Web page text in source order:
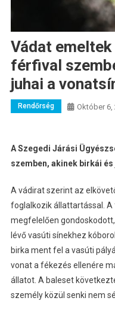
Vádat
férfival
juhai a
Rendőrség Október 6,
A Szegedi Járási
szemben, akinek birkái
A vádirat szerint az
foglalkozik állattartással.
megfelelően
lévő vasúti sínekhez
birka ment fel a vasúti
vonat a fékezés ellenére
állatot. A baleset
személy közül senki nem